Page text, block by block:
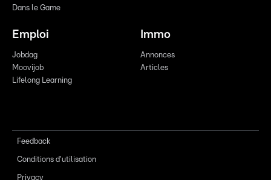
Dans le Game
Emploi
Jobdag
Moovijob
Lifelong Learning
Immo
Annonces
Articles
Feedback
Conditions d'utilisation
Privacy